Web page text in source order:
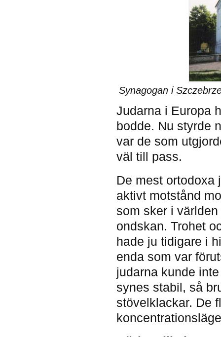
Synagogan i
Judarna i Europa
bodde. Nu styrde
var de som
väl till pass.
De mest ortodoxa
aktivt motstånd
som sker i
ondskan. Trohet
hade ju tidigare i
enda som var
judarna kunde
synes stabil, så
stövelklackar. De